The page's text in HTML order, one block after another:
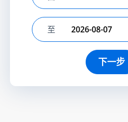
选择结束日期
至
下一步